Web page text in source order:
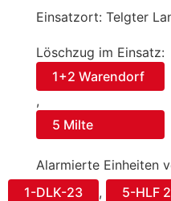
Einsatzort: Telgter
Löschzug im Einsatz:
1+2 Warendorf
,
5 Milte
Alarmierte Einheiten
1-DLK-23
, 5-HLF